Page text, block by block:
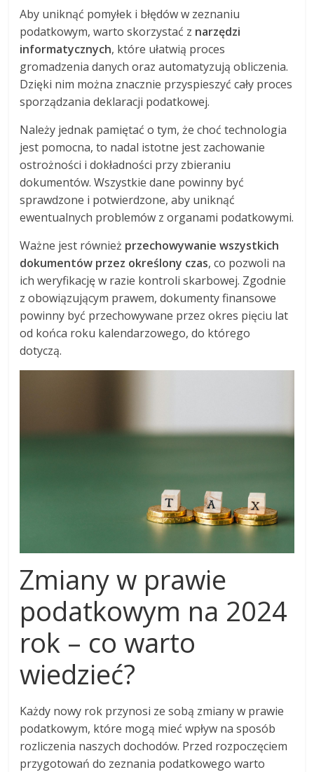
Aby uniknąć pomyłek i błędów w zeznaniu
podatkowym, warto skorzystać z narzędzi
informatycznych, które ułatwią proces
gromadzenia danych oraz automatyzują obliczenia.
Dzięki nim można znacznie przyspieszyć cały proces
sporządzania deklaracji podatkowej.
Należy jednak pamiętać o tym, że choć technologia
jest pomocna, to nadal istotne jest zachowanie
ostrożności i dokładności przy zbieraniu
dokumentów. Wszystkie dane powinny być
sprawdzone i potwierdzone, aby uniknąć
ewentualnych problemów z organami podatkowymi.
Ważne jest również przechowywanie wszystkich
dokumentów przez określony czas, co pozwoli na
ich weryfikację w razie kontroli skarbowej. Zgodnie
z obowiązującym prawem, dokumenty finansowe
powinny być przechowywane przez okres pięciu lat
od końca roku kalendarzowego, do którego
dotyczą.
Zmiany w prawie
podatkowym na 2024
rok – co warto
wiedzieć?
Każdy nowy rok przynosi ze sobą zmiany w prawie
podatkowym, które mogą mieć wpływ na sposób
rozliczenia naszych dochodów. Przed rozpoczęciem
przygotowań do zeznania podatkowego warto